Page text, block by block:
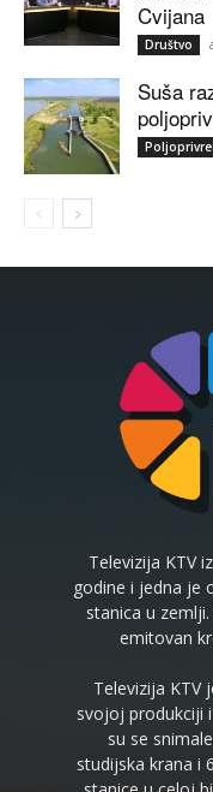
Cvijana
Društvo
Suša
Televizija KTV
godine i jedna je
stanica u
emitovan
Televizija KTV
svojoj produkciji
su se
studijska krana i